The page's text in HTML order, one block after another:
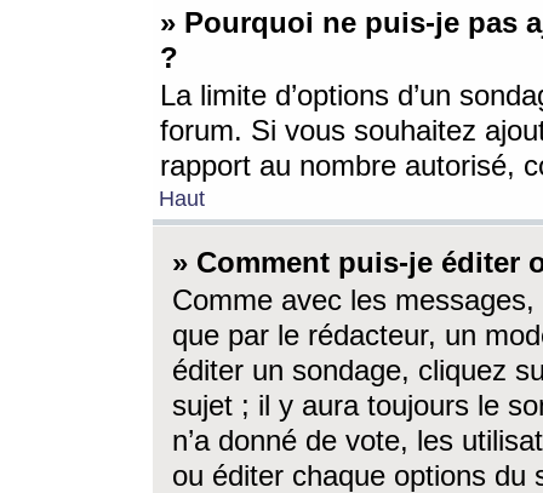
» Pourquoi ne puis-je pas
?
La limite d’options d’un
forum. Si vous souhaitez
rapport au nombre autorisé,
Haut
» Comment puis-je éditer
Comme avec les
que par le rédacteur, un
éditer un sondage, cliquez
sujet ; il y aura toujours le
n’a donné de vote, les
ou éditer chaque options du